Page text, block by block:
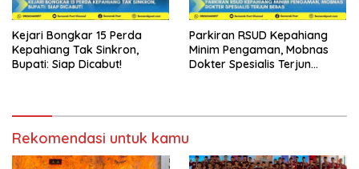
Kejari Bongkar 15 Perda
Kepahiang Tak Sinkron,
Bupati: Siap Dicabut!
Parkiran RSUD Kepahiang
Minim Pengaman, Mobnas
Dokter Spesialis Terjun
Rekomendasi untuk kamu